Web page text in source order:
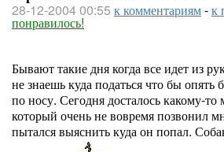
28-12-2004 00:55 к комментариям-к
понравилось!
Бывают такие дня когда все идет из
не знаешь куда податься что бы опять
по носу. Сегодня досталось какому-
который очень не вовремя позвонил
пытался выяснить куда он попал.